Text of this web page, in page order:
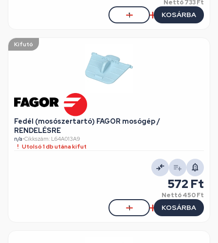
Nettó733 Ft
KOSÁRBA
Kifutó
Fedél (mosószertartó) FAGOR mosógép /
RENDELÉSRE
n/a•Cikkszám: L64A013A9
Utolsó 1 db utána kifut
572 Ft
Nettó450 Ft
KOSÁRBA